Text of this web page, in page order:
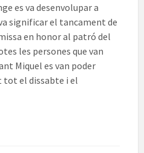
es va desenvolupar a
significar el tancament de
en honor al patró del
les persones que van
Miquel es van poder
tot el dissabte i el